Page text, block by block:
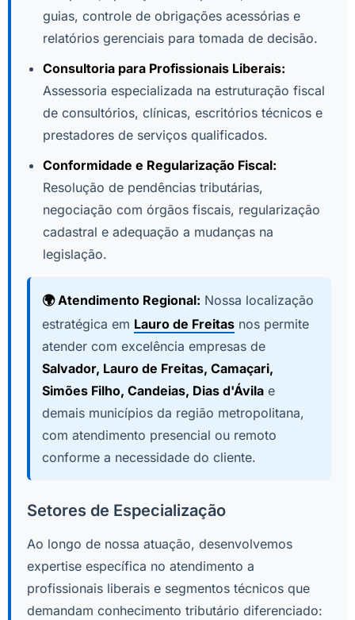
guias, controle de obrigações acessórias e
relatórios gerenciais para tomada de decisão.
Consultoria para Profissionais Liberais:
Assessoria especializada na estruturação fiscal
de consultórios, clínicas, escritórios técnicos e
prestadores de serviços qualificados.
Conformidade e Regularização Fiscal:
Resolução de pendências tributárias,
negociação com órgãos fiscais, regularização
cadastral e adequação a mudanças na
legislação.
🌍 Atendimento Regional: Nossa localização
estratégica em Lauro de Freitas nos permite
atender com excelência empresas de
Salvador, Lauro de Freitas, Camaçari,
Simões Filho, Candeias, Dias d'Ávila e
demais municípios da região metropolitana,
com atendimento presencial ou remoto
conforme a necessidade do cliente.
Setores de Especialização
Ao longo de nossa atuação, desenvolvemos
expertise específica no atendimento a
profissionais liberais e segmentos técnicos que
demandam conhecimento tributário diferenciado: